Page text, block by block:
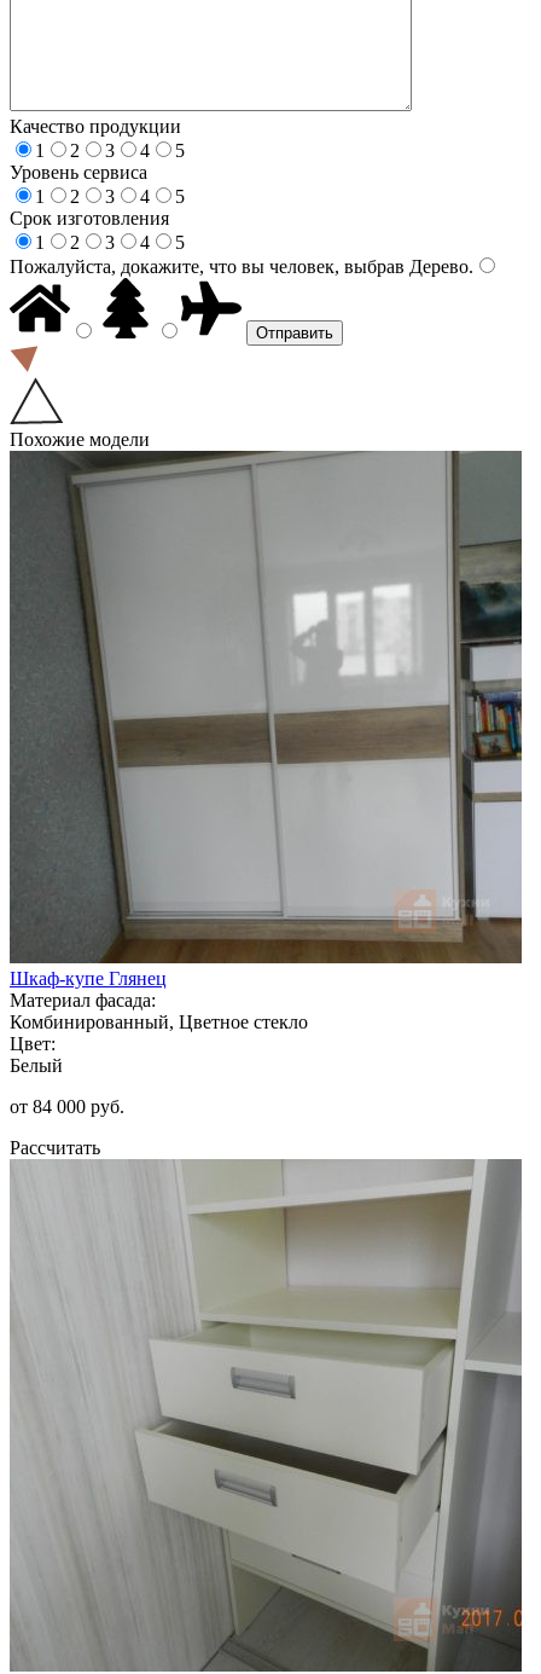
Качество продукции
1
2 3 4
5
Уровень сервиса
1
2 3 4
5
Срок изготовления
1
2 3 4
5
Пожалуйста, докажите, что вы человек, выбрав Дерево.
Похожие модели
Шкаф-купе Глянец
Материал фасада:
Комбинированный, Цветное стекло
Цвет:
Белый
от 84 000 руб.
Рассчитать